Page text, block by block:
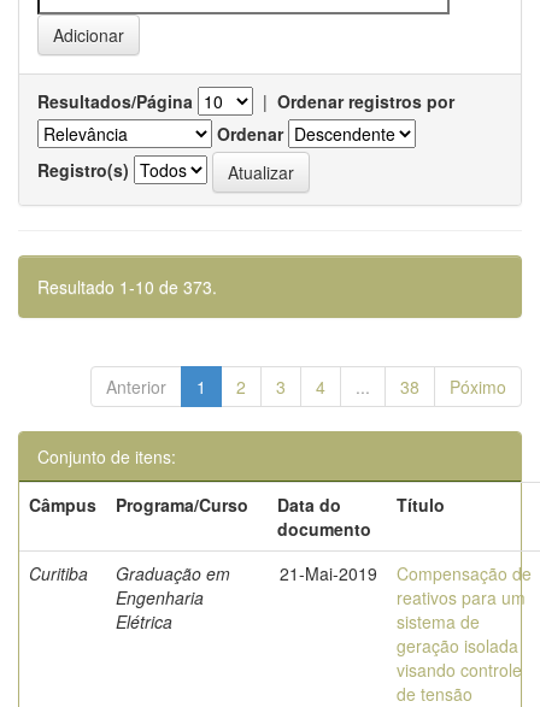
Resultados/Página | Ordenar registros por
Ordenar
Registro(s)
Resultado 1-10 de 373.
Anterior 1 2 3 4 ... 38 Póximo
Conjunto de itens:
Câmpus
Programa/Curso
Data do
documento
Título
Curitiba
Graduação em
Engenharia
Elétrica
21-Mai-2019
Compensação de
reativos para um
sistema de
geração isolada
visando controle
de tensão